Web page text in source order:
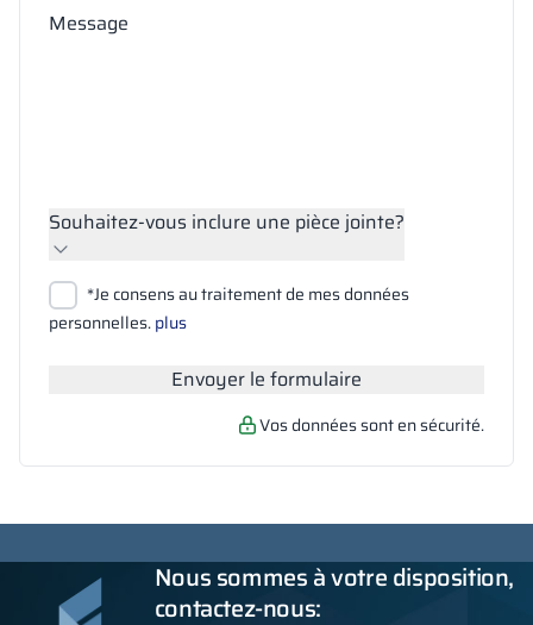
Message
Souhaitez-vous inclure une pièce jointe?
Joindre des fichiers
Rechercher
*Je consens au traitement de mes données
personnelles.plus
Envoyer le formulaire
Vos données sont en sécurité.
Nous sommes à votre disposition,
contactez-nous: